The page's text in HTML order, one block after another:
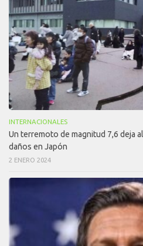
INTERNACIONALES
Un terremoto de magnitud 7,6 deja
daños en Japón
2 ENERO 2024